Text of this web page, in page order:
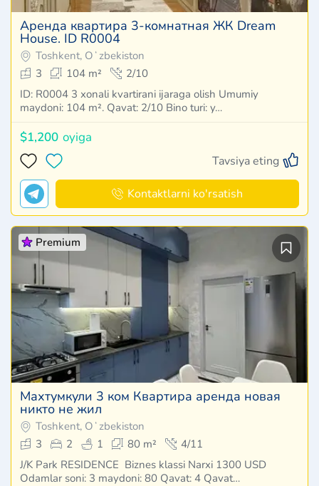
Аренда квартира 3-комнатная ЖК Dream
House. ID R0004
Toshkent, Oʻzbekiston
3
104 m²
2/10
ID: R0004 3 xonali kvartirani ijaraga olish Umumiy
maydoni: 104 m². Qavat: 2/10 Bino turi: y…
$1,200 oyiga
Tavsiya eting
Kontaktlarni ko'rsatish
Premium
Махтумкули 3 ком Квартира аренда новая
никто не жил
Toshkent, Oʻzbekiston
3
2 1 80 m²
4/11
J/K Park RESIDENCE Biznes klassi Narxi 1300 USD
Odamlar soni: 3 maydoni: 80 Qavat: 4 Qavat…